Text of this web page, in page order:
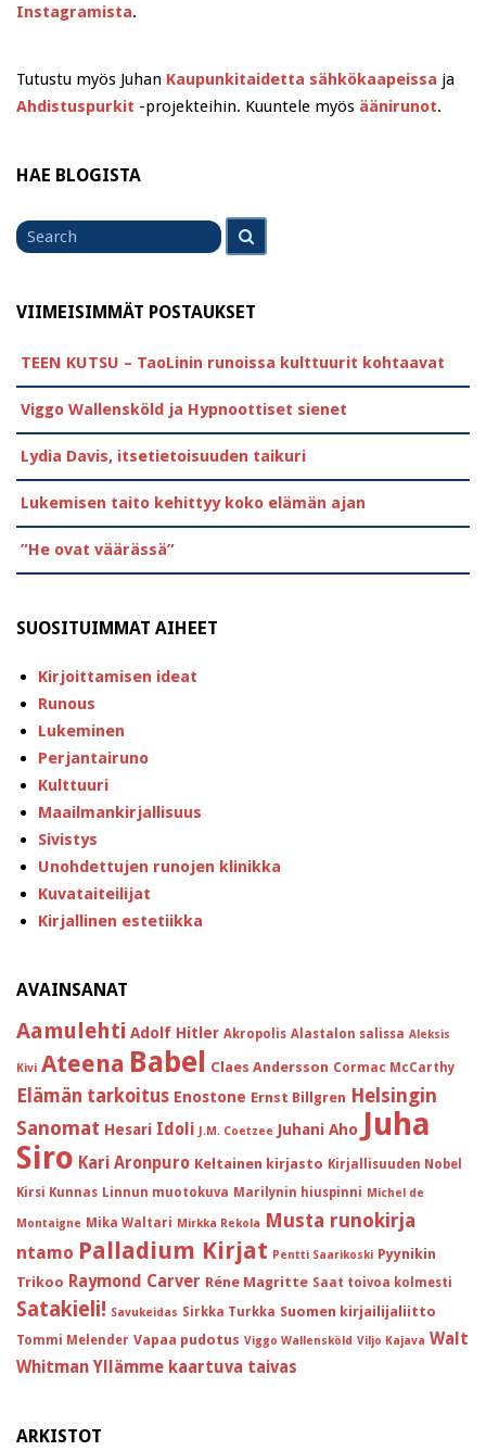
Instagramista.
Tutustu myös Juhan Kaupunkitaidetta sähkökaapeissa ja
Ahdistuspurkit -projekteihin. Kuuntele myös äänirunot.
HAE BLOGISTA
Search
for
VIIMEISIMMÄT POSTAUKSET
TEEN KUTSU – TaoLinin runoissa kulttuurit kohtaavat
Viggo Wallensköld ja Hypnoottiset sienet
Lydia Davis, itsetietoisuuden taikuri
Lukemisen taito kehittyy koko elämän ajan
”He ovat väärässä”
SUOSITUIMMAT AIHEET
Kirjoittamisen ideat
Runous
Lukeminen
Perjantairuno
Kulttuuri
Maailmankirjallisuus
Sivistys
Unohdettujen runojen klinikka
Kuvataiteilijat
Kirjallinen estetiikka
AVAINSANAT
Aamulehti Adolf Hitler Akropolis Alastalon salissa Aleksis
Kivi Ateena Babel Claes Andersson Cormac McCarthy
Elämän tarkoitus Enostone Ernst Billgren Helsingin
Sanomat Hesari Idoli J.M. Coetzee Juhani Aho Juha
Siro Kari Aronpuro Keltainen kirjasto Kirjallisuuden Nobel
Kirsi Kunnas Linnun muotokuva Marilynin hiuspinni Michel de
Montaigne Mika Waltari Mirkka Rekola Musta runokirja
ntamo Palladium Kirjat Pentti Saarikoski Pyynikin
Trikoo Raymond Carver Réne Magritte Saat toivoa kolmesti
Satakieli! Savukeidas Sirkka Turkka Suomen kirjailijaliitto
Tommi Melender Vapaa pudotus Viggo Wallensköld Viljo Kajava Walt
Whitman Yllämme kaartuva taivas
ARKISTOT